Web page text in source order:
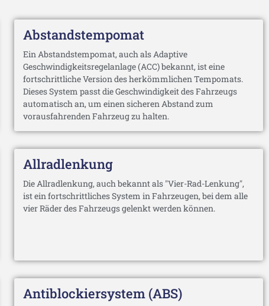
Abstandstempomat
Ein Abstandstempomat, auch als Adaptive
Geschwindigkeitsregelanlage (ACC) bekannt, ist eine
fortschrittliche Version des herkömmlichen Tempomats.
Dieses System passt die Geschwindigkeit des Fahrzeugs
automatisch an, um einen sicheren Abstand zum
vorausfahrenden Fahrzeug zu halten.
Allradlenkung
Die Allradlenkung, auch bekannt als "Vier-Rad-Lenkung",
ist ein fortschrittliches System in Fahrzeugen, bei dem alle
vier Räder des Fahrzeugs gelenkt werden können.
Antiblockiersystem (ABS)